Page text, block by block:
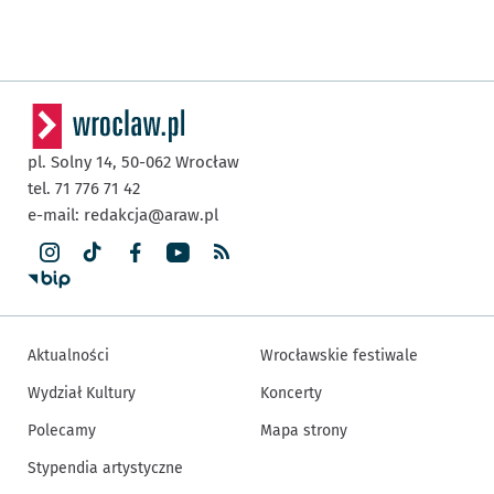
pl. Solny 14, 50-062 Wrocław
tel. 71 776 71 42
e-mail: redakcja@araw.pl
Aktualności
Wydział Kultury
Polecamy
Stypendia artystyczne
Wrocławskie festiwale
Koncerty
Mapa strony